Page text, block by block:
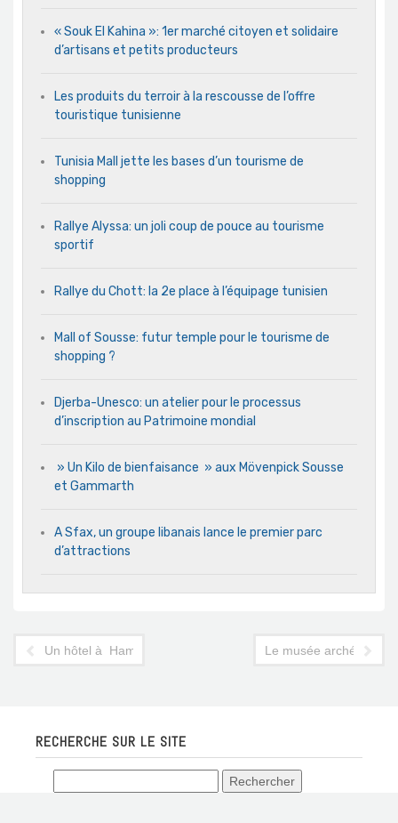
« Souk El Kahina »: 1er marché citoyen et solidaire
d’artisans et petits producteurs
Les produits du terroir à la rescousse de l’offre
touristique tunisienne
Tunisia Mall jette les bases d’un tourisme de
shopping
Rallye Alyssa: un joli coup de pouce au tourisme
sportif
Rallye du Chott: la 2e place à l’équipage tunisien
Mall of Sousse: futur temple pour le tourisme de
shopping ?
Djerba-Unesco: un atelier pour le processus
d’inscription au Patrimoine mondial
» Un Kilo de bienfaisance » aux Mövenpick Sousse
et Gammarth
A Sfax, un groupe libanais lance le premier parc
d’attractions
Un hôtel à Hammamet décroche le « Certificat d'excellence
Le musée
RECHERCHE SUR LE SITE